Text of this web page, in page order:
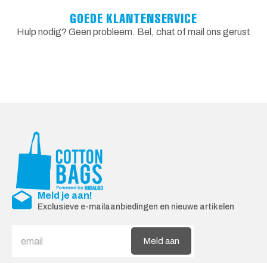
GOEDE KLANTENSERVICE
Hulp nodig? Geen probleem. Bel, chat of mail ons gerust
Meld je aan!
Exclusieve e-mailaanbiedingen en nieuwe artikelen
Meld aan